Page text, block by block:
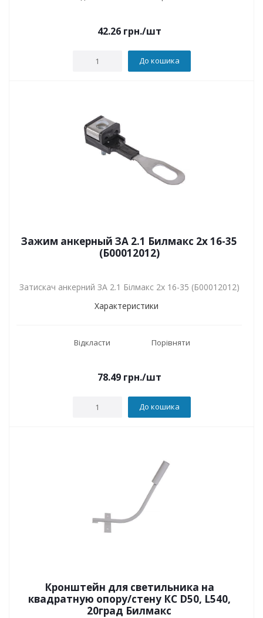
42.26 грн./шт
До кошика
Зажим анкерный ЗА 2.1 Билмакс 2х 16-35
(Б00012012)
Затискач анкерний ЗА 2.1 Білмакс 2х 16-35 (Б00012012)
Характеристики
Відкласти Порівняти
78.49 грн./шт
До кошика
Кронштейн для светильника на
квадратную опору/стену КС D50, L540,
20град Билмакс